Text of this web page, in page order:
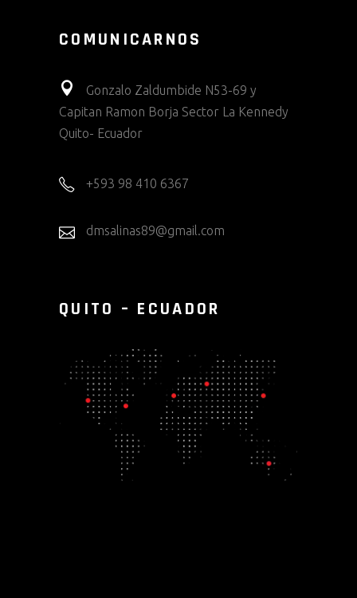
COMUNICARNOS
Gonzalo Zaldumbide N53-69 y
Capitan Ramon Borja Sector La Kennedy
Quito- Ecuador
+593 98 410 6367
dmsalinas89@gmail.com
QUITO – ECUADOR